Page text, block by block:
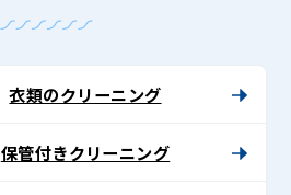
衣類のクリーニング
保管付きクリーニング